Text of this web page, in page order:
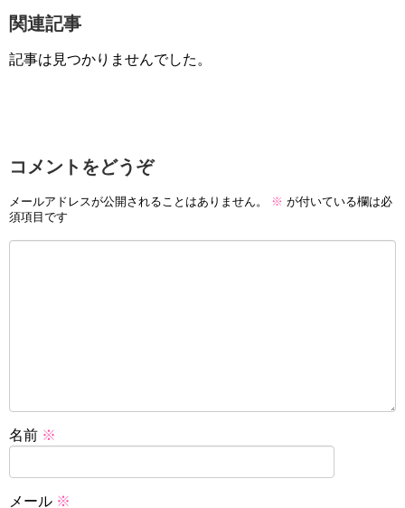
関連記事
記事は見つかりませんでした。
コメントをどうぞ
メールアドレスが公開されることはありません。 ※ が付いている欄は必
須項目です
名前 ※
メール ※